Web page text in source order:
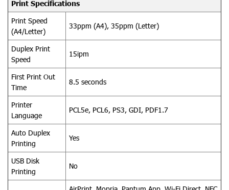
Print Specifications
Print Speed
(A4/Letter)
33ppm (A4), 35ppm (Letter)
Duplex Print
Speed
15ipm
First Print Out
Time
8.5 seconds
Printer
Language
PCL5e, PCL6, PS3, GDI, PDF1.7
Auto Duplex
Printing
Yes
USB Disk
Printing
No